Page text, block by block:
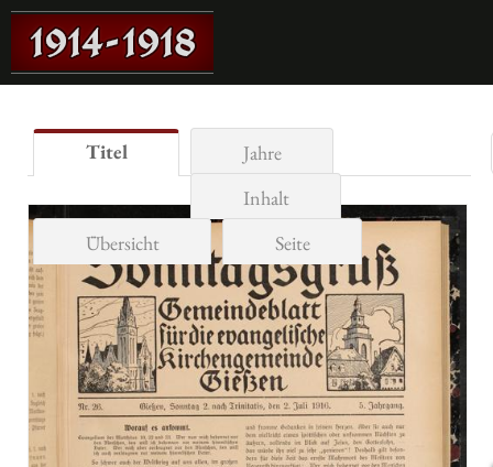
Titel
Jahre
Inhalt
Übersicht
Seite